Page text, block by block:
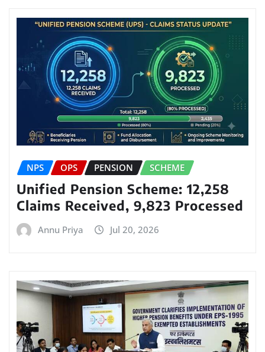
NPS OPS PENSION SCHEME
Unified Pension Scheme: 12,258
Claims Received, 9,823 Processed
Annu Priya Jul 20, 2026